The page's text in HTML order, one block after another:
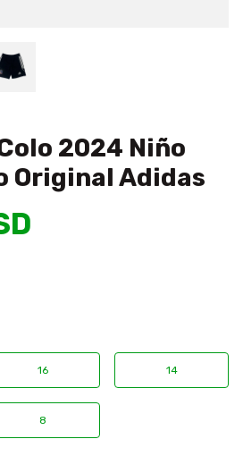
2024 Niño
Original Adidas
16 14
8